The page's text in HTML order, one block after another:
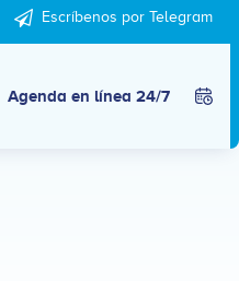
Escríbenos por Telegram
Agenda en línea 24/7